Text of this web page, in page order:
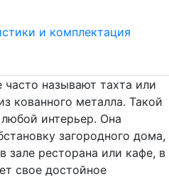
и комплектация
называют тахта или
кованного металла. Такой
интерьер. Она
загородного дома,
зале ресторана или кафе, в
свое достойное